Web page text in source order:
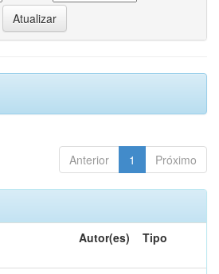
Anterior 1 Próximo
Autor(es) Tipo